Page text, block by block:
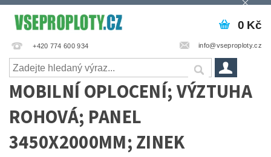
+420 774 600 934 info@vseproploty.cz
0 Kč
MOBILNÍ OPLOCENÍ; VÝZTUHA
ROHOVÁ; PANEL
3450X2000MM; ZINEK